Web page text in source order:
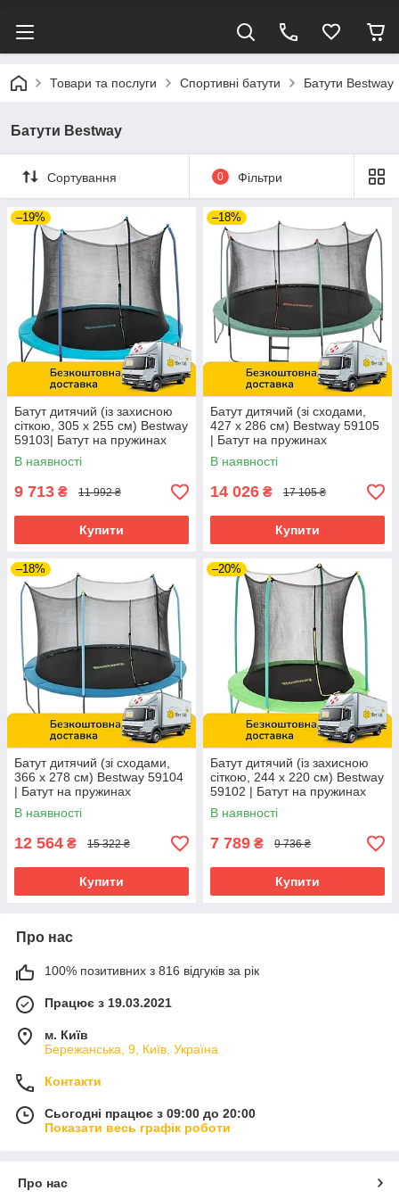
Товари та послуги Спортивні батути Батути Bestway
Батути Bestway
Сортування 0 Фільтри
–19%
Батут дитячий (із захисною
сіткою, 305 х 255 см) Bestway
59103| Батут на пружинах
В наявності
9 713 ₴ 11 992 ₴
Купити
–18%
Батут дитячий (зі сходами,
427 х 286 см) Bestway 59105
| Батут на пружинах
В наявності
14 026 ₴ 17 105 ₴
Купити
–18%
Батут дитячий (зі сходами,
366 х 278 см) Bestway 59104
| Батут на пружинах
В наявності
12 564 ₴ 15 322 ₴
Купити
–20%
Батут дитячий (із захисною
сіткою, 244 х 220 см) Bestway
59102 | Батут на пружинах
В наявності
7 789 ₴ 9 736 ₴
Купити
Про нас
100% позитивних з 816 відгуків за рік
Працює з 19.03.2021
м. Київ
Бережанська, 9, Київ, Україна
Контакти
Сьогодні працює з 09:00 до 20:00
Показати весь графік роботи
Про нас